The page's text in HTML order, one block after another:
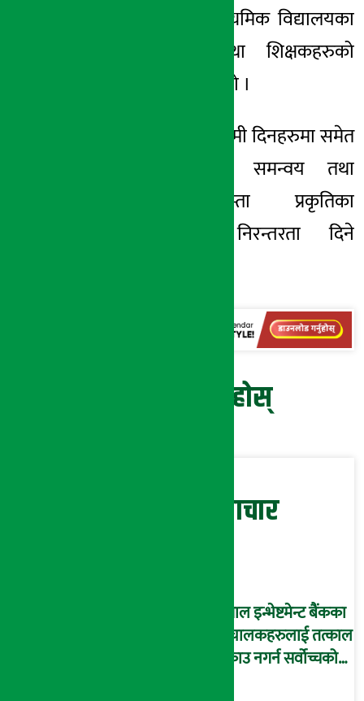
श्री जन ज्योति माध्यमिक विद्यालयका
प्रध्यानाध्यापक तथा शिक्षकहरुको
उपस्थिती रहेको थियो ।
यससँगै बैंकले आगामी दिनहरुमा समेत
सरोकारवालाहरुको समन्वय तथा
सहकार्यमा यस्ता प्रकृतिका
कार्यक्रमहरुलाई निरन्तरता दिने
प्रतिक्रिया दिनुहोस्
सम्बन्धित समाचार
नेपाल इन्भेष्टमेन्ट बैंकका
संचालकहरुलाई तत्काल
पक्राउ नगर्न सर्वोच्चको